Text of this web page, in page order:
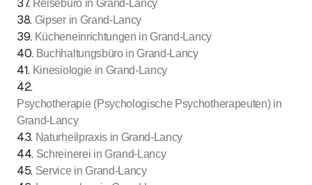
37. Reisebüro in Grand-Lancy
38. Gipser in Grand-Lancy
39. Kücheneinrichtungen in Grand-Lancy
40. Buchhaltungsbüro in Grand-Lancy
41. Kinesiologie in Grand-Lancy
42.
Psychotherapie (Psychologische Psychotherapeuten) in
Grand-Lancy
43. Naturheilpraxis in Grand-Lancy
44. Schreinerei in Grand-Lancy
45. Service in Grand-Lancy